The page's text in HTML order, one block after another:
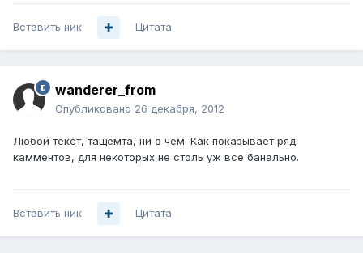
Вставить ник Цитата
wanderer_from
Опубликовано 26 декабря, 2012
Любой текст, тащемта, ни о чем. Как показывает ряд
камментов, для некоторых не столь уж все банально.
Вставить ник Цитата